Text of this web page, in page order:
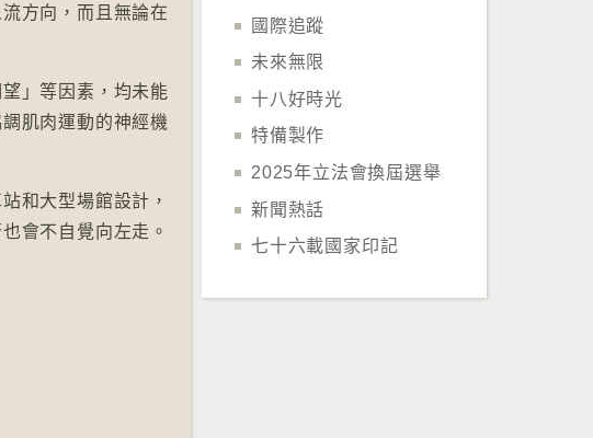
方向，而且無論在
」等因素，均未能
肌肉運動的神經機
和大型場館設計，
會不自覺向左走。
國際追蹤
未來無限
十八好時光
特備製作
2025年立法會換屆選舉
新聞熱話
七十六載國家印記